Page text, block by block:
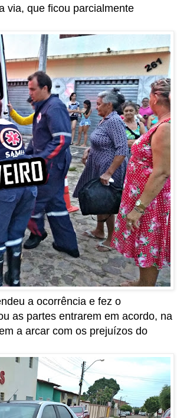
via, que ficou parcialmente
a ocorrência e fez o
as partes entrarem em acordo, na
a arcar com os prejuízos do